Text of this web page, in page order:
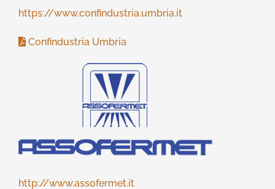
https://www.confindustria.umbria.it
Confindustria Umbria
http://www.assofermet.it